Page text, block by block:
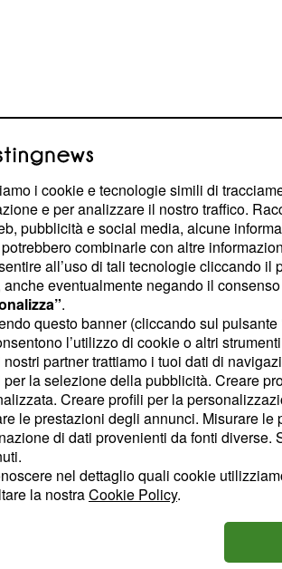
delle simpatie particolari, ma
concreto. Per fortuna, la famiglia e
soli.
fermamente convinti delle vostre
la vostra posizione, anche se la
consiglieranno di andarci piano. Il
per il momento. Scelte
potrebbero avere spiacevoli
pronti ad affrontare nuove
alto, soprattutto sul lavoro. Non
di arrendervi, anche se gli eventuali
i cookie e tecnologie simili di
e per analizzare il nostro traffico.
pubblicità e social media, alcune
combinarle con altre
all’uso di tali tecnologie cliccando il
anche eventualmente negando il
.
questo banner (cliccando sul pulsante
l’utilizzo di cookie o altri
nostri partner trattiamo i tuoi dati di
per la selezione della pubblicità. Creare
Creare profili per la
le prestazioni degli annunci. Misurare
di dati provenienti da fonti
nel dettaglio quali cookie
la nostraCookie Policy.